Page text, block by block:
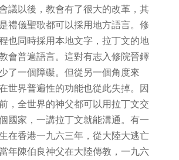
議以後，教會有了很大的改革，其
禮儀聖歌都可以採用地方語言。修
也同時採用本地文字，拉丁文的地
會普遍語言。這對有志入修院晉鐸
了一個障礙。但從另一個角度來
世界普遍性的功能也從此失掉。因
，全世界的神父都可以用拉丁文交
國家，一講拉丁文就能溝通。有一
在香港一九六三年，從大陸大逃亡
年陳伯良神父在大陸傳教，一九六